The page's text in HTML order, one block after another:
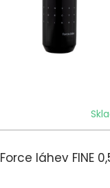
Force láhev FINE